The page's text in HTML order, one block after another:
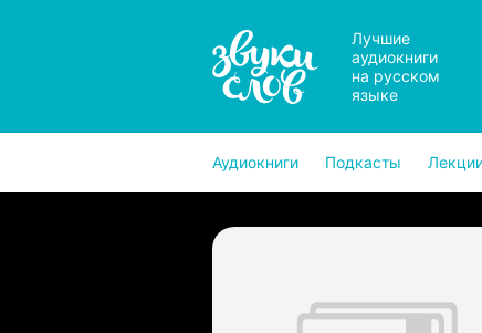
Лучшие
аудиокниги
на русском
языке
Аудиокниги Подкасты